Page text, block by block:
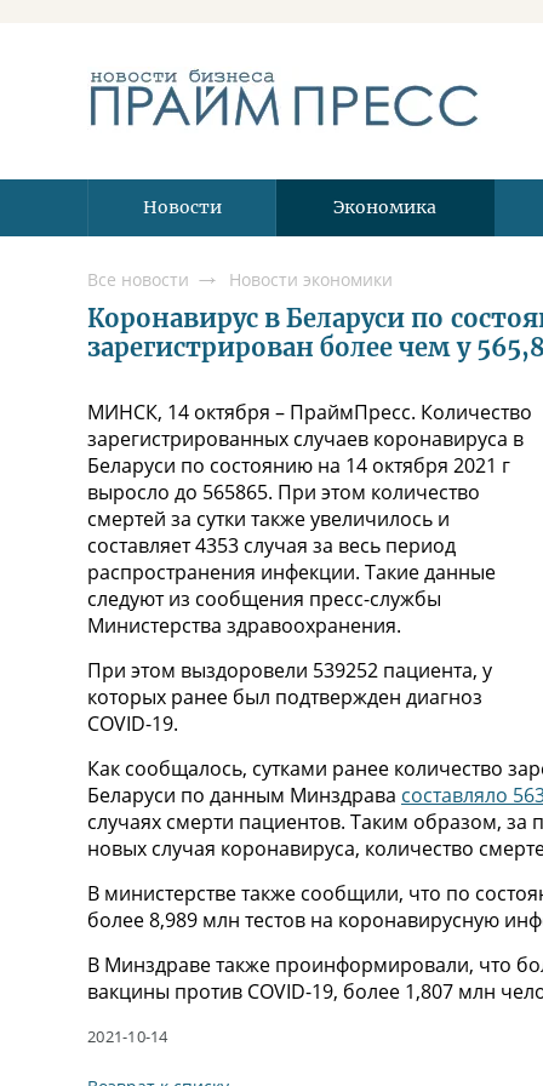
Новости Экономика
Все новости Новости экономики
Коронавирус в Беларуси по
зарегистрирован более чем у
МИНСК, 14 октября – ПраймПресс. Количество
зарегистрированных случаев коронавируса в
Беларуси по состоянию на 14 октября 2021 г
выросло до 565865. При этом количество
смертей за сутки также увеличилось и
составляет 4353 случая за весь период
распространения инфекции. Такие данные
следуют из сообщения пресс-службы
Министерства здравоохранения.
При этом выздоровели 539252 пациента, у
которых ранее был подтвержден диагноз
COVID-19.
Как сообщалось, сутками ранее количество
Беларуси по данным Минздрава составляло
случаях смерти пациентов. Таким образом, за
новых случая коронавируса, количество
В министерстве также сообщили, что по
более 8,989 млн тестов на коронавирусную
В Минздраве также проинформировали, что
вакцины против COVID-19, более 1,807 млн
2021-10-14